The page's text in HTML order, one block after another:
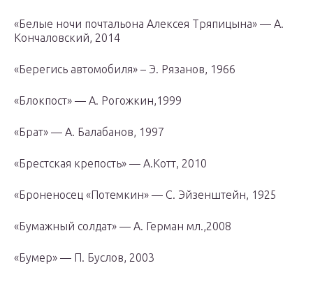
«Белые ночи почтальона Алексея Тряпицына» — А.
Кончаловский, 2014
«Берегись автомобиля» – Э. Рязанов, 1966
«Блокпост» — А. Рогожкин,1999
«Брат» — А. Балабанов, 1997
«Брестская крепость» — А.Котт, 2010
«Броненосец «Потемкин» — С. Эйзенштейн, 1925
«Бумажный солдат» — А. Герман мл.,2008
«Бумер» — П. Буслов, 2003